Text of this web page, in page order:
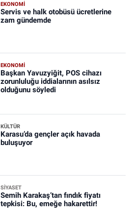
EKONOMİ
Servis ve halk otobüsü ücretlerine
zam gündemde
EKONOMİ
Başkan Yavuzyiğit, POS cihazı
zorunluluğu iddialarının asılsız
olduğunu söyledi
KÜLTÜR
Karasu’da gençler açık havada
buluşuyor
SİYASET
Semih Karakaş’tan fındık fiyatı
tepkisi: Bu, emeğe hakarettir!